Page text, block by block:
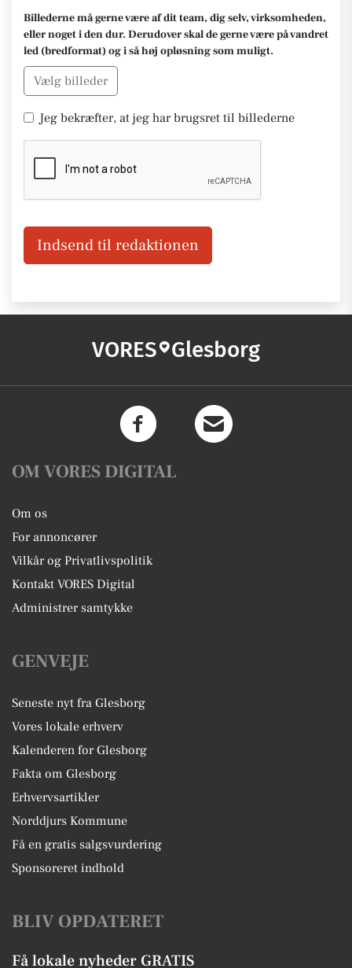
Billederne må gerne være af dit team, dig selv, virksomheden,
eller noget i den dur. Derudover skal de gerne være på vandret
led (bredformat) og i så høj opløsning som muligt.
Vælg billeder
Jeg bekræfter, at jeg har brugsret til billederne
Indsend til redaktionen
VORES Glesborg
OM VORES DIGITAL
Om os
For annoncører
Vilkår og Privatlivspolitik
Kontakt VORES Digital
Administrer samtykke
GENVEJE
Seneste nyt fra Glesborg
Vores lokale erhverv
Kalenderen for Glesborg
Fakta om Glesborg
Erhvervsartikler
Norddjurs Kommune
Få en gratis salgsvurdering
Sponsoreret indhold
BLIV OPDATERET
Få lokale nyheder GRATIS